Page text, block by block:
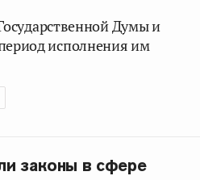
Думы и
исполнения им
законы в сфере